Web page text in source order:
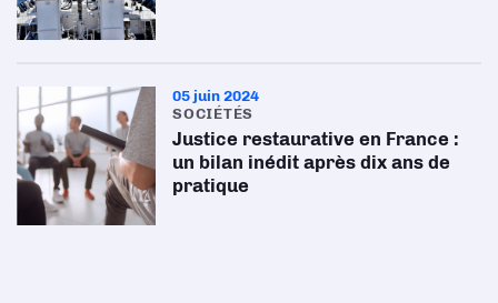
05 juin 2024
SOCIÉTÉS
Justice restaurative en France :
un bilan inédit après dix ans de
pratique